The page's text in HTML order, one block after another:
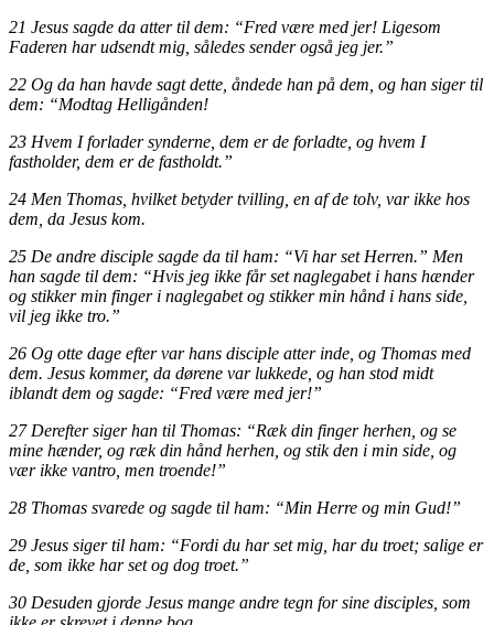
21 Jesus sagde da atter til dem: “Fred være med jer! Ligesom
Faderen har udsendt mig, således sender også jeg jer.”
22 Og da han havde sagt dette, åndede han på dem, og han siger til
dem: “Modtag Helligånden!
23 Hvem I forlader synderne, dem er de forladte, og hvem I
fastholder, dem er de fastholdt.”
24 Men Thomas, hvilket betyder tvilling, en af de tolv, var ikke hos
dem, da Jesus kom.
25 De andre disciple sagde da til ham: “Vi har set Herren.” Men
han sagde til dem: “Hvis jeg ikke får set naglegabet i hans hænder
og stikker min finger i naglegabet og stikker min hånd i hans side,
vil jeg ikke tro.”
26 Og otte dage efter var hans disciple atter inde, og Thomas med
dem. Jesus kommer, da dørene var lukkede, og han stod midt
iblandt dem og sagde: “Fred være med jer!”
27 Derefter siger han til Thomas: “Ræk din finger herhen, og se
mine hænder, og ræk din hånd herhen, og stik den i min side, og
vær ikke vantro, men troende!”
28 Thomas svarede og sagde til ham: “Min Herre og min Gud!”
29 Jesus siger til ham: “Fordi du har set mig, har du troet; salige er
de, som ikke har set og dog troet.”
30 Desuden gjorde Jesus mange andre tegn for sine disciples, som